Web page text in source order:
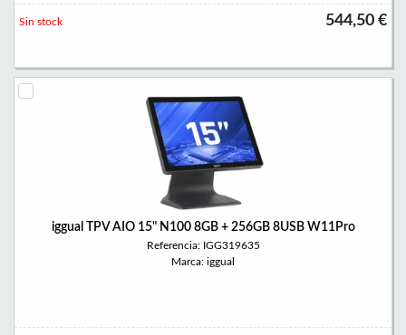
544,50 €
Sin stock
iggual TPV AIO 15" N100 8GB + 256GB 8USB W11Pro
Referencia: IGG319635
Marca: iggual